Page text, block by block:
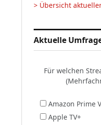
> Übersicht
Aktuelle
Für welchen
Amazon Prime
Apple TV+